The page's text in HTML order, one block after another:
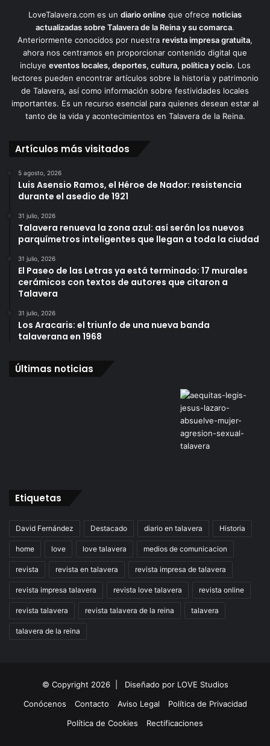
LoveTalavera.com es un diario online que ofrece noticias
actualizadas sobre Talavera de la Reina y su comarca.
Anteriormente conocidos por nuestra revista impresa gratuita,
ahora nos centramos en proporcionar contenido digital que
incluye eventos locales, deportes, cultura, política y ocio. Los
lectores pueden encontrar artículos sobre la historia y patrimonio
de Talavera, así como información sobre festividades locales
importantes. Es un recurso esencial para quienes desean estar al
tanto de la vida y acontecimientos en Talavera de la Reina.
Artículos más visitados
5 agosto, 2026
Luis Asensio Ramos, el Héroe de Nador: resistencia
durante el asedio de 1921
31 julio, 2026
Talavera renueva la zona azul: así serán los nuevos
parquímetros inteligentes que llegan a toda la ciudad
31 julio, 2026
El Paseo de las Letras ya está terminado: 17 murales
cerámicos con textos de autores que citaron a
Talavera
31 julio, 2026
Los Aracaris: el triunfo de una nueva banda
talaverana en 1968
Últimas noticias
Etiquetas
David Fernández Destacado diario en talavera Historia
home love love talavera medios de comunicacion
revista revista en talavera revista impresa de talavera
revista impresa talavera revista love talavera revista online
revista talavera revista talavera de la reina talavera
talavera de la reina
© Copyright 2026 | Diseñado por LOVE Studios
Conócenos
Contacto Aviso Legal
Política de Privacidad
Política de Cookies
Rectificaciones